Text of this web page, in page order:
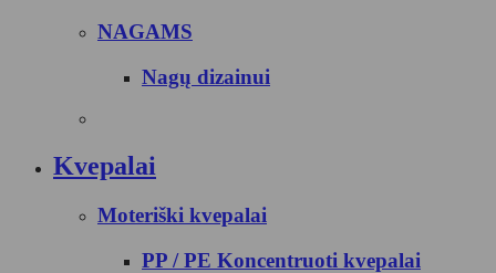
NAGAMS
Nagų dizainui
Kvepalai
Moteriški kvepalai
PP / PE Koncentruoti kvepalai